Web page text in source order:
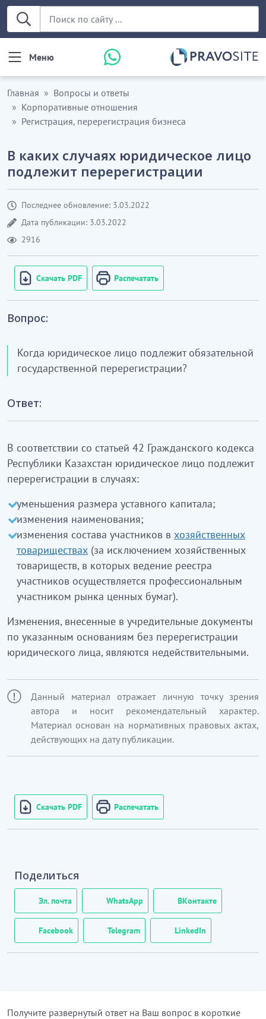
Меню
Главная
Вопросы и ответы
Корпоративные отношения
Регистрация, перерегистрация бизнеса
В каких случаях юридическое лицо
подлежит перерегистрации
Последнее обновление: 3.03.2022
Дата публикации: 3.03.2022
2916
Скачать PDF Распечатать
Вопрос:
Когда юридическое лицо подлежит обязательной
государственной перерегистрации?
Ответ:
В соответствии со статьей 42 Гражданского кодекса
Республики Казахстан юридическое лицо подлежит
перерегистрации в случаях:
уменьшения размера уставного капитала;
изменения наименования;
изменения состава участников в хозяйственных
товариществах (за исключением хозяйственных
товариществ, в которых ведение реестра
участников осуществляется профессиональным
участником рынка ценных бумаг).
Изменения, внесенные в учредительные документы
по указанным основаниям без перерегистрации
юридического лица, являются недействительными.
Данный материал отражает личную точку зрения
автора и носит рекомендательный характер.
Материал основан на нормативных правовых актах,
действующих на дату публикации.
Скачать PDF Распечатать
Поделиться
Эл. почта WhatsApp ВКонтакте
Facebook Telegram LinkedIn
Получите развернутый ответ на Ваш вопрос в короткие